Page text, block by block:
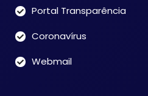
Portal Transparência
Coronavírus
Webmail